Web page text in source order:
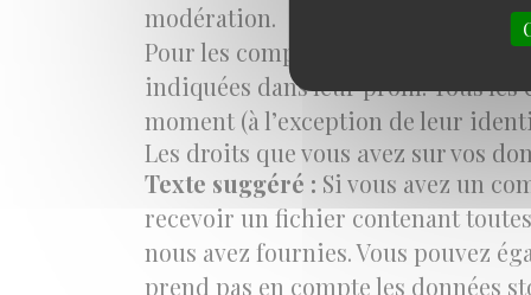
modération.
Pour les comptes qui s’inscrivent
indiquées dans leur profil. Tous
moment (à l’exception de leur
Les droits que vous avez sur vos
Texte suggéré : Si vous avez un
recevoir un fichier contenant
nous avez fournies. Vous pouvez
prend pas en compte les données